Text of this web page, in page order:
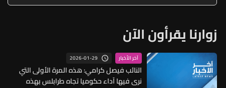
زوارنا يقرأون الآن
آخر الأخبار 2026-01-29
النائب فيصل كرامي: هذه المرة الأولى التي
نرى فيها آداء حكوميا تجاه طرابلس بهذه